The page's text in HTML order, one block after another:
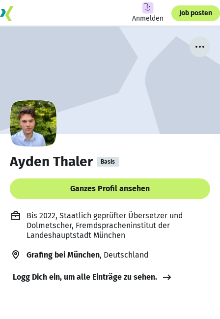
Anmelden
Job posten
Ayden Thaler Basis
Ganzes Profil ansehen
Bis 2022, Staatlich geprüfter Übersetzer und
Dolmetscher, Fremdspracheninstitut der
Landeshauptstadt München
Grafing bei München, Deutschland
Logg Dich ein, um alle Einträge zu sehen.